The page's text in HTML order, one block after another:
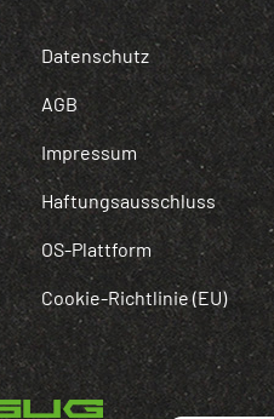
Datenschutz
AGB
Impressum
Haftungsausschluss
OS-Plattform
Cookie-Richtlinie (EU)